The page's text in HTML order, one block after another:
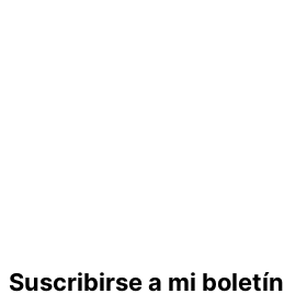
Suscribirse a mi boletín